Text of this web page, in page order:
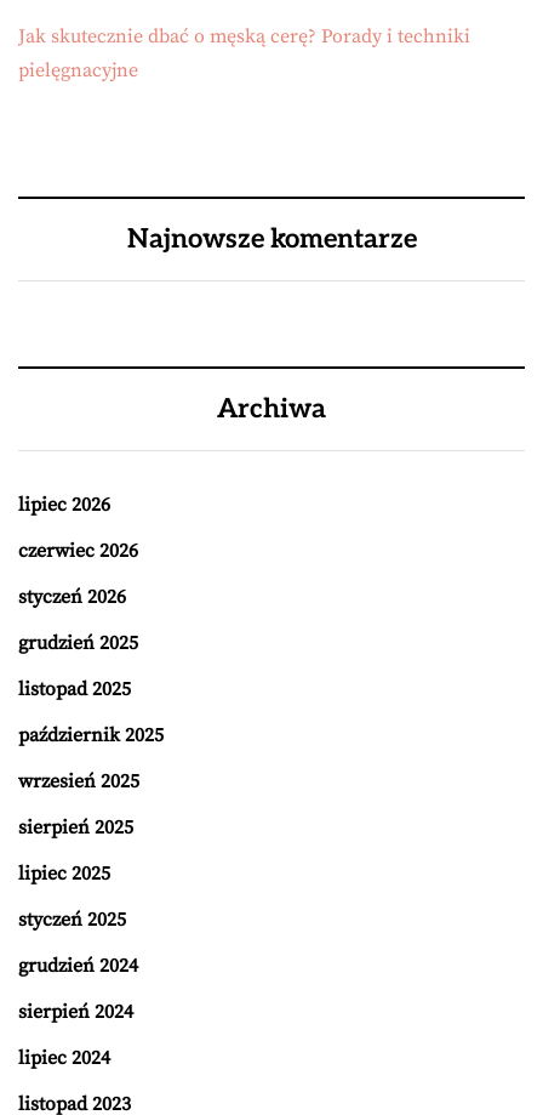
Jak skutecznie dbać o męską cerę? Porady i techniki
pielęgnacyjne
Najnowsze komentarze
Archiwa
lipiec 2026
czerwiec 2026
styczeń 2026
grudzień 2025
listopad 2025
październik 2025
wrzesień 2025
sierpień 2025
lipiec 2025
styczeń 2025
grudzień 2024
sierpień 2024
lipiec 2024
listopad 2023